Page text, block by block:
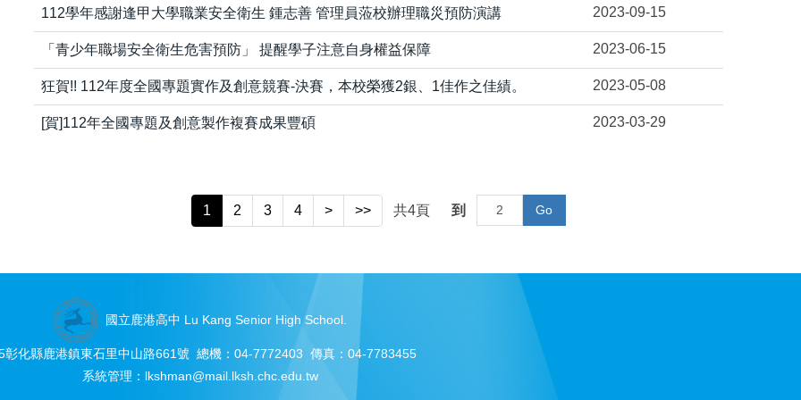
112學年感謝逢甲大學職業安全衛生 鍾志善 管理員蒞校辦理職災預防演講 2023-09-15
「青少年職場安全衛生危害預防」 提醒學子注意自身權益保障 2023-06-15
狂賀!! 112年度全國專題實作及創意競賽-決賽，本校榮獲2銀、1佳作之佳績。 2023-05-08
[賀]112年全國專題及創意製作複賽成果豐碩 2023-03-29
1 2 3 4 > >> 共4頁 到 Go
國立鹿港高中 Lu Kang Senior High School.
彰化縣鹿港鎮東石里中山路661號 總機：04-7772403 傳真：04-7783455
系統管理： lkshman@mail.lksh.chc.edu.tw